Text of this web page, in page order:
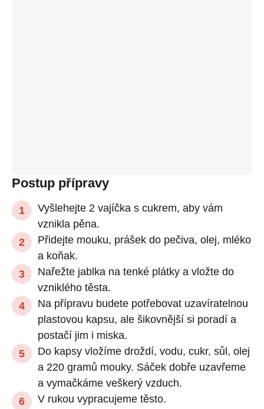
Postup přípravy
Vyšlehejte 2 vajíčka s cukrem, aby vám
vznikla pěna.
Přidejte mouku, prášek do pečiva, olej, mléko
a koňak.
Nařežte jablka na tenké plátky a vložte do
vzniklého těsta.
Na přípravu budete potřebovat uzavíratelnou
plastovou kapsu, ale šikovnější si poradí a
postačí jim i miska.
Do kapsy vložíme droždí, vodu, cukr, sůl, olej
a 220 gramů mouky. Sáček dobře uzavřeme
a vymačkáme veškerý vzduch.
V rukou vypracujeme těsto.